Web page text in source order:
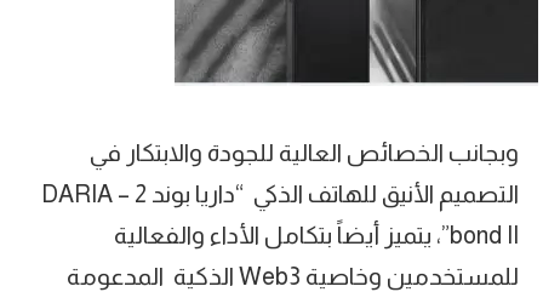
وبجانب الخصائص العالية للجودة والابتكار في
التصميم الأنيق للهاتف الذكي “داريا بوند 2 – DARIA
bond II”، يتميز أيضاً بتكامل الأداء والفعالية
للمستخدمين وخاصية Web3 الذكية المدعومة